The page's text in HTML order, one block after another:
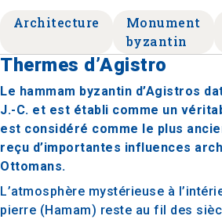
Architecture
Monument
byzantin
Thermes d’Agistro
Le hammam byzantin d’Agistros
J.-C. et est établi comme un
est considéré comme le plus
reçu d’importantes influences
Ottomans.
L’atmosphère mystérieuse à
pierre (Hamam) reste au fil des